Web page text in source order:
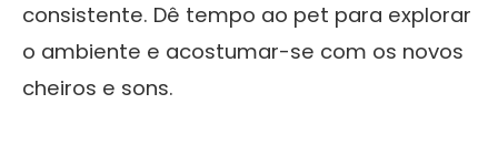
consistente. Dê tempo ao pet para explorar
o ambiente e acostumar-se com os novos
cheiros e sons.